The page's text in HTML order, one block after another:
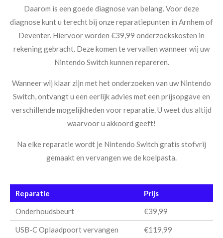
Daarom is een goede diagnose van belang. Voor deze
diagnose kunt u terecht bij onze reparatiepunten in Arnhem of
Deventer. Hiervoor worden €39,99 onderzoekskosten in
rekening gebracht. Deze komen te vervallen wanneer wij uw
Nintendo Switch kunnen repareren.
Wanneer wij klaar zijn met het onderzoeken van uw Nintendo
Switch, ontvangt u een eerlijk advies met een prijsopgave en
verschillende mogelijkheden voor reparatie. U weet dus altijd
waarvoor u akkoord geeft!
Na elke reparatie wordt je Nintendo Switch gratis stofvrij
gemaakt en vervangen we de koelpasta.
Reparatie
Prijs
Onderhoudsbeurt
€39,99
USB-C Oplaadpoort vervangen €119,99